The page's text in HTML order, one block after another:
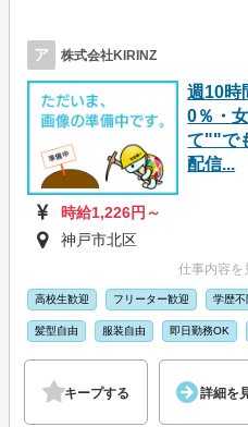
ア 株式会社KIRINZ
週10時
0％・
て""で
配信...
時給1,226円～
神戸市北区
仕事内容を
高校生歓迎 フリーター歓迎 学歴不
髪型自由 服装自由 即日勤務OK
キープする 詳細を